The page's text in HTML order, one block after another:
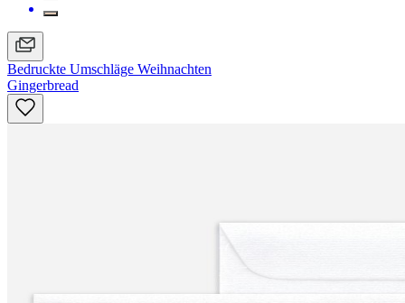
Bedruckte Umschläge Weihnachten
Gingerbread